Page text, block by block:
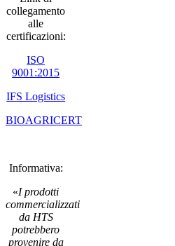
collegamento
alle
certificazioni:
ISO
9001:2015
IFS Logistics
BIOAGRICERT
Informativa:
«I prodotti
commercializzati
da HTS
potrebbero
provenire da